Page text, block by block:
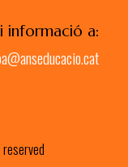
informació a: